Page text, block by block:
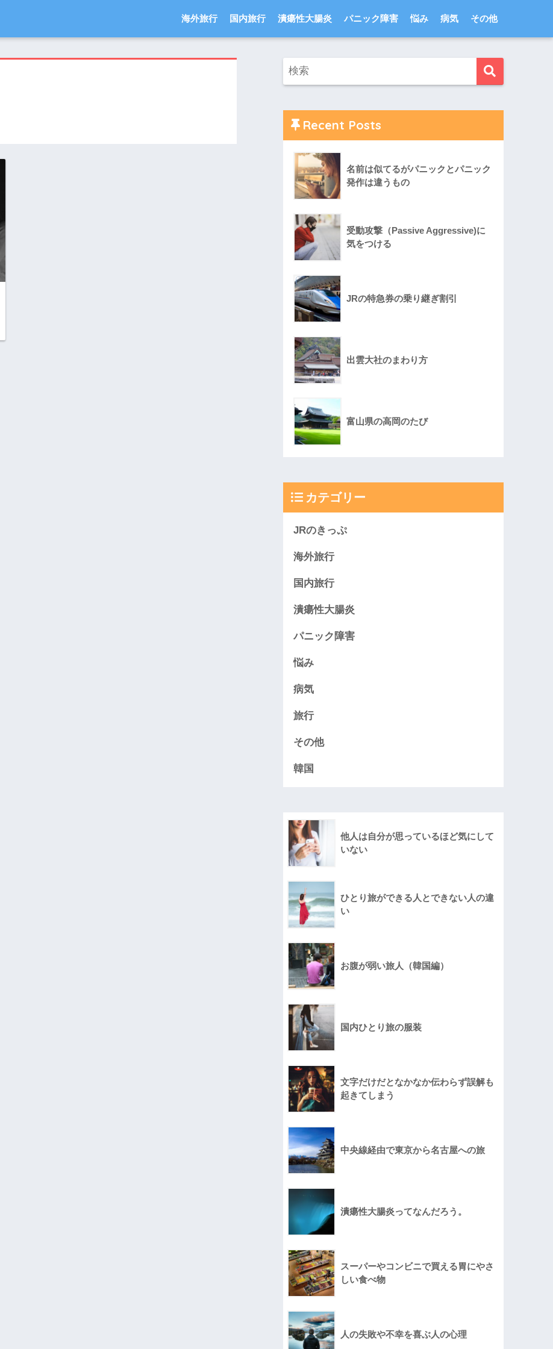
海外旅行 国内旅行 潰瘍性大腸炎 パニック障害 悩み 病気 その他
Recent Posts
名前は似てるがパニックとパニック
発作は違うもの
受動攻撃（Passive Aggressive)に
気をつける
JRの特急券の乗り継ぎ割引
出雲大社のまわり方
富山県の高岡のたび
カテゴリー
JRのきっぷ
海外旅行
国内旅行
潰瘍性大腸炎
パニック障害
悩み
病気
旅行
その他
韓国
他人は自分が思っているほど気にして
いない
ひとり旅ができる人とできない人の違
い
お腹が弱い旅人（韓国編）
国内ひとり旅の服装
文字だけだとなかなか伝わらず誤解も
起きてしまう
中央線経由で東京から名古屋への旅
潰瘍性大腸炎ってなんだろう。
スーパーやコンビニで買える胃にやさ
しい食べ物
人の失敗や不幸を喜ぶ人の心理